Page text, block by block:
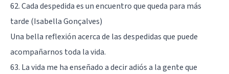
62. Cada despedida es un encuentro que queda para más
tarde (Isabella Gonçalves)
Una bella reflexión acerca de las despedidas que puede
acompañarnos toda la vida.
63. La vida me ha enseñado a decir adiós a la gente que